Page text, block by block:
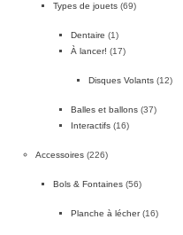
Types de jouets (69)
Dentaire (1)
À lancer! (17)
Disques Volants (12)
Balles et ballons (37)
Interactifs (16)
Accessoires (226)
Bols & Fontaines (56)
Planche à lécher (16)